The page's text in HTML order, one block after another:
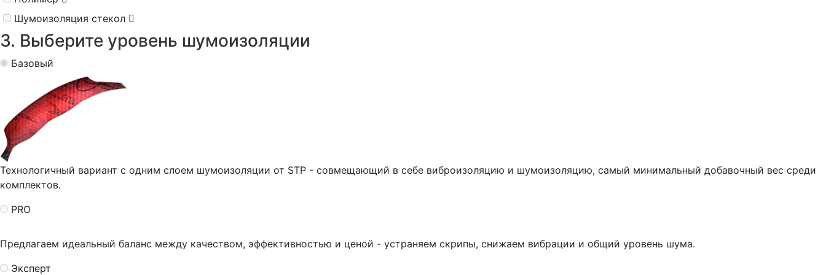
Шумоизоляция стекол
3. Выберите уровень шумоизоляции
Базовый
Технологичный вариант с одним слоем шумоизоляции от STP - совмещающий в себе виброизоляцию и шумоизоляцию, самый минимальный добавочный вес среди
комплектов.
PRO
Предлагаем идеальный баланс между качеством, эффективностью и ценой - устраняем скрипы, снижаем вибрации и общий уровень шума.
Эксперт